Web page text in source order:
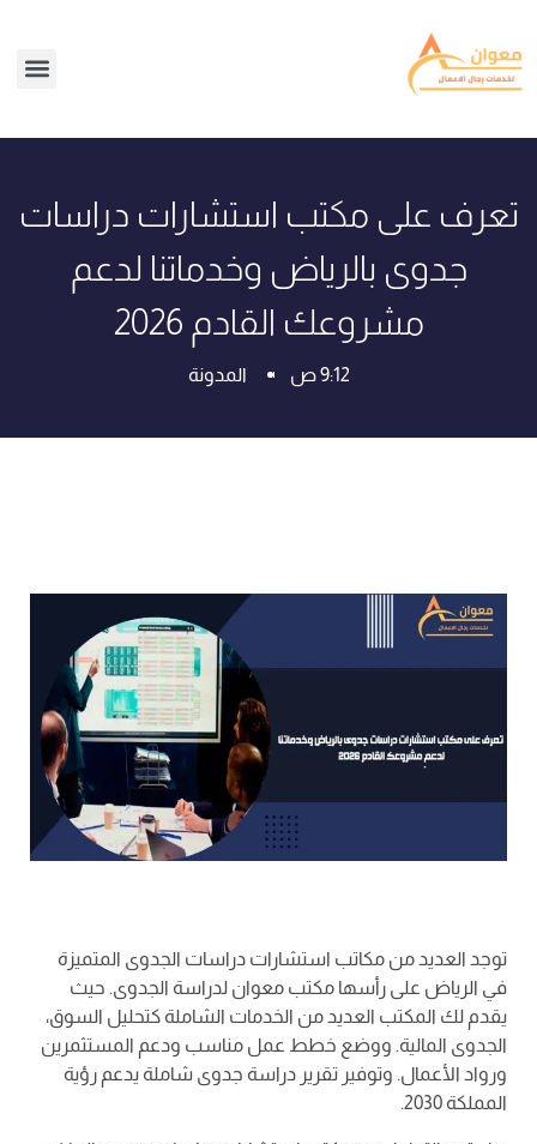
تعرف على مكتب استشارات دراسات
جدوى بالرياض وخدماتنا لدعم
مشروعك القادم 2026
9:12 ص المدونة
توجد العديد من مكاتب استشارات دراسات الجدوى المتميزة
في الرياض على رأسها مكتب معوان لدراسة الجدوى. حيث
يقدم لك المكتب العديد من الخدمات الشاملة كتحليل السوق،
الجدوى المالية. ووضع خطط عمل مناسب ودعم المستثمرين
ورواد الأعمال. وتوفير تقرير دراسة جدوى شاملة يدعم رؤية
المملكة 2030.